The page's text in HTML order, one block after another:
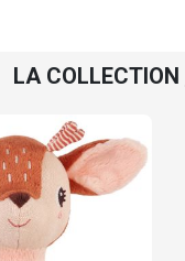
LA COLLECTION